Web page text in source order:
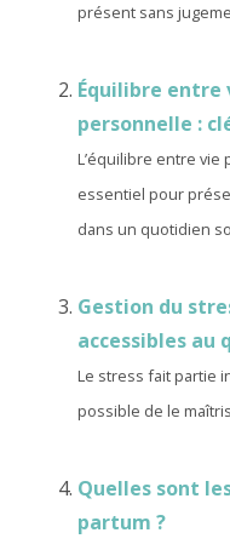
présent sans
Équilibre
personnelle :
L’équilibre entre
essentiel pour
dans un quotidien
Gestion du
accessibles au
Le stress fait partie
possible de le
Quelles sont
partum ?